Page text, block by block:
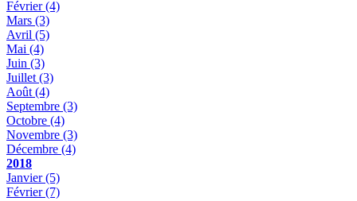
Février(4)
Mars (3)
Avril (5)
Mai (4)
Juin (3)
Juillet (3)
Août (4)
Septembre (3)
Octobre (4)
Novembre (3)
Décembre (4)
2018
Janvier(5)
Février(7)